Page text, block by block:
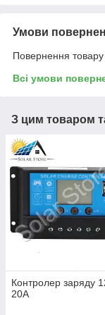
Умови
Повернення
Всі умови
З цим товаром
Контролер заряду
20А